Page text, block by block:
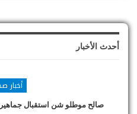
أحدث الأخبار
أخبار
صالح موطلو شن استقبال